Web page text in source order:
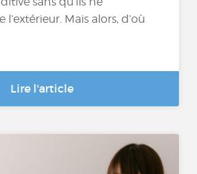
Mais alors, d’où
Lire l'article